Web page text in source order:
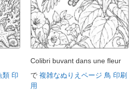
類 印
Colibri buvant dans une fleur
で 複雑なぬりえページ 鳥 印刷
用